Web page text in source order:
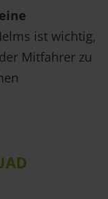
ist wichtig,
Mitfahrer zu